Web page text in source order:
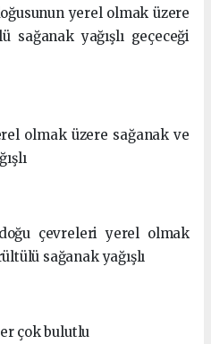
yerel olmak üzere
sağanak yağışlı geçeceği
olmak üzere sağanak ve
çevreleri yerel olmak
sağanak yağışlı
çok bulutlu